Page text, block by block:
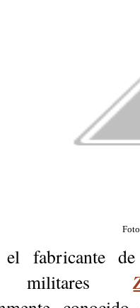
Foto
fabricante de
militares